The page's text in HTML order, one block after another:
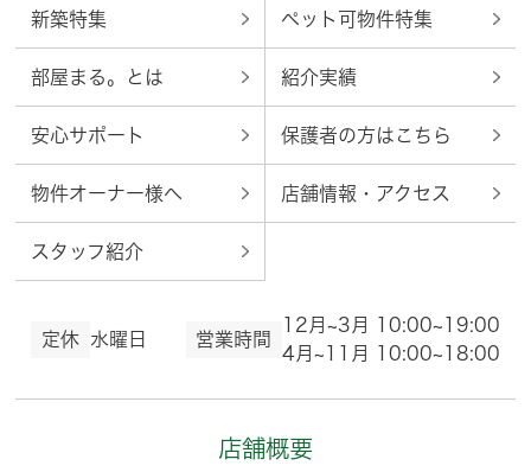
新築特集 ペット可物件特集
部屋まる。とは 紹介実績
安心サポート 保護者の方はこちら
物件オーナー様へ 店舗情報・アクセス
スタッフ紹介
定休 水曜日 営業時間
12月~3月 10:00~19:00
4月~11月 10:00~18:00
店舗概要